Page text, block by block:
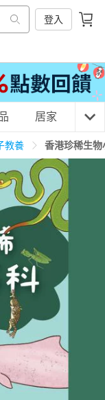
登入
民生用品
親子玩具
情趣用品
居家 3C
教養 香港珍稀生